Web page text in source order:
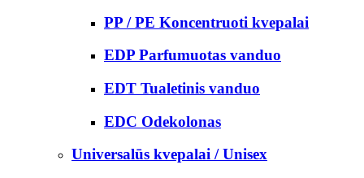
PP / PE Koncentruoti kvepalai
EDP Parfumuotas vanduo
EDT Tualetinis vanduo
EDC Odekolonas
Universalūs kvepalai / Unisex